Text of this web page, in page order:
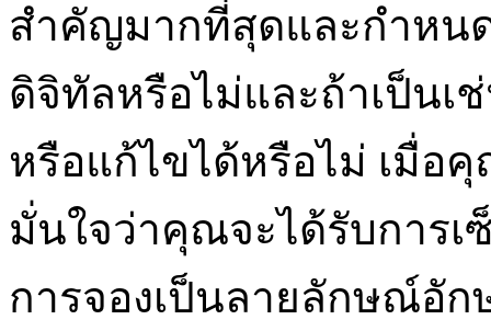
สำคัญมากที่สุดและกำหน
ดิจิทัลหรือไม่และถ้าเป็นเ
หรือแก้ไขได้หรือไม่ เมื่อ
มั่นใจว่าคุณจะได้รับการ
การจองเป็นลายลักษณ์อัก